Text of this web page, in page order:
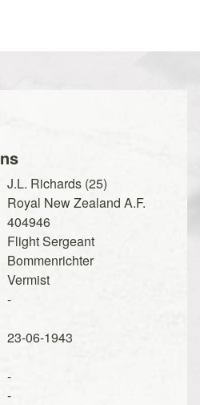
J.L. Richards (25)
Royal New Zealand A.F.
404946
Flight Sergeant
Bommenrichter
Vermist
-
23-06-1943
-
-